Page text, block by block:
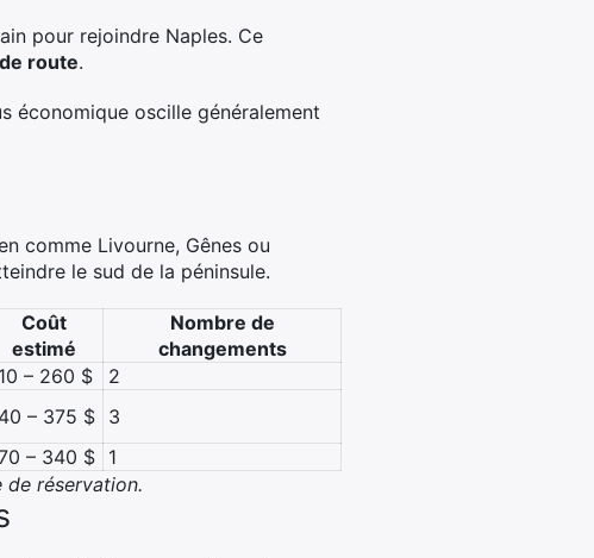
pour rejoindre Naples. Ce
route.
économique oscille généralement
comme Livourne, Gênes ou
le sud de la péninsule.
Coût
estimé
Nombre de
changements
– 260 $
2
– 375 $ 3
– 340 $ 1
de réservation.